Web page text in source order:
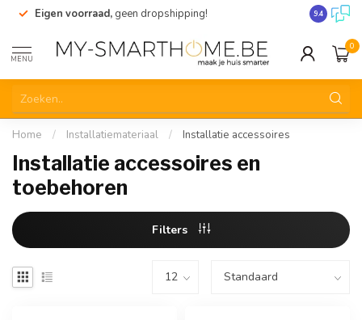
Eigen voorraad, geen dropshipping! 9.4
MENU
0
Home / Installatiemateriaal / Installatie accessoires
Installatie accessoires en
toebehoren
Filters